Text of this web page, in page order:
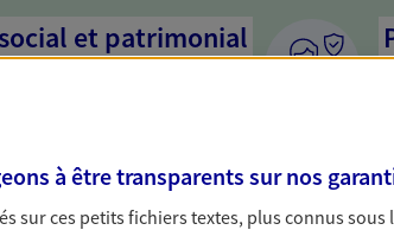
et patrimonial
votre situation. Une analyse
conseils cohérents avec vos
à être transparents sur nos
sur ces petits fichiers textes, plus connus sous